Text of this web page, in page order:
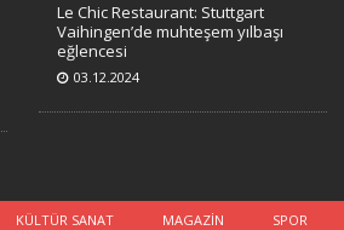
Le Chic Restaurant: Stuttgart
Vaihingen’de muhteşem yılbaşı
eğlencesi
03.12.2024
KÜLTÜR SANAT MAGAZİN SPOR